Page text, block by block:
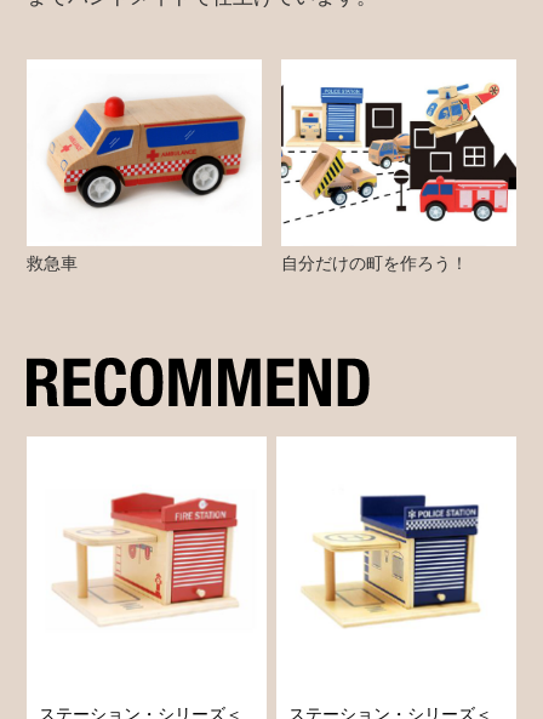
救急車 自分だけの町を作ろう！
ステーション・シリーズ＜
ステーション・シリーズ＜